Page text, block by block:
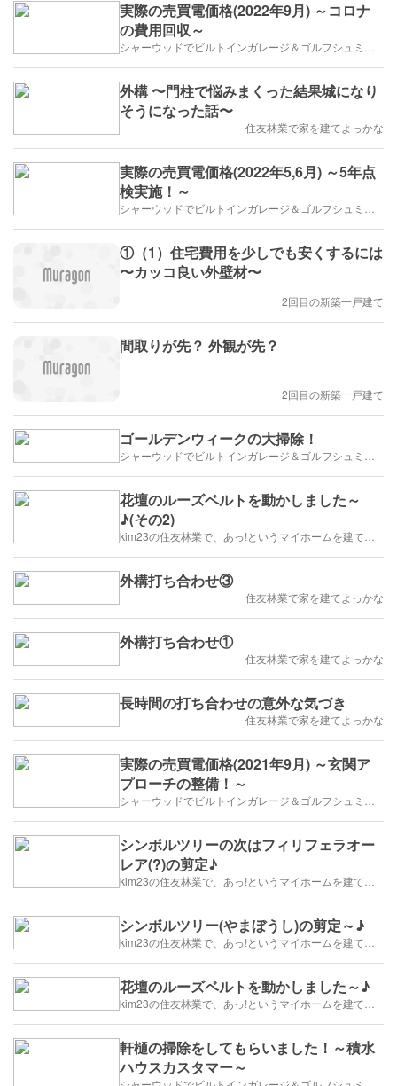
実際の売買電価格(2022年9月) ～コロナ
の費用回収～
外構 〜門柱で悩みまくった結果城になり
そうになった話〜
住友林業で家を建てよっかな
実際の売買電価格(2022年5,6月) ～5年点
検実施！～
①（1）住宅費用を少しでも安くするには
〜カッコ良い外壁材〜
2回目の新築一戸建て
間取りが先？ 外観が先？
2回目の新築一戸建て
ゴールデンウィークの大掃除！
花壇のルーズベルトを動かしました～
♪(その2)
外構打ち合わせ③
住友林業で家を建てよっかな
外構打ち合わせ①
住友林業で家を建てよっかな
長時間の打ち合わせの意外な気づき
住友林業で家を建てよっかな
実際の売買電価格(2021年9月) ～玄関ア
プローチの整備！～
シンボルツリーの次はフィリフェラオー
レア(?)の剪定♪
シンボルツリー(やまぼうし)の剪定～♪
花壇のルーズベルトを動かしました～♪
軒樋の掃除をしてもらいました！～積水
ハウスカスタマー～